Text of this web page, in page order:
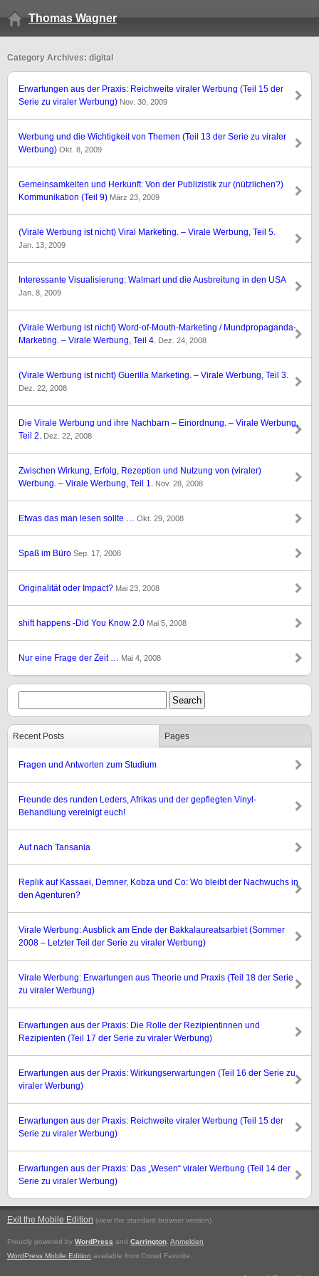
Thomas Wagner
Category Archives: digital
Erwartungen aus der Praxis: Reichweite viraler Werbung (Teil 15 der
Serie zu viraler Werbung) Nov. 30, 2009
Werbung und die Wichtigkeit von Themen (Teil 13 der Serie zu viraler
Werbung) Okt. 8, 2009
Gemeinsamkeiten und Herkunft: Von der Publizistik zur (nützlichen?)
Kommunikation (Teil 9) März 23, 2009
(Virale Werbung ist nicht) Viral Marketing. – Virale Werbung, Teil 5.
Jan. 13, 2009
Interessante Visualisierung: Walmart und die Ausbreitung in den USA
Jan. 8, 2009
(Virale Werbung ist nicht) Word-of-Mouth-Marketing / Mundpropaganda-
Marketing. – Virale Werbung, Teil 4. Dez. 24, 2008
(Virale Werbung ist nicht) Guerilla Marketing. – Virale Werbung, Teil 3.
Dez. 22, 2008
Die Virale Werbung und ihre Nachbarn – Einordnung. – Virale Werbung,
Teil 2. Dez. 22, 2008
Zwischen Wirkung, Erfolg, Rezeption und Nutzung von (viraler)
Werbung. – Virale Werbung, Teil 1. Nov. 28, 2008
Etwas das man lesen sollte … Okt. 29, 2008
Spaß im Büro Sep. 17, 2008
Originalität oder Impact? Mai 23, 2008
shift happens -Did You Know 2.0 Mai 5, 2008
Nur eine Frage der Zeit … Mai 4, 2008
Recent Posts Pages
Fragen und Antworten zum Studium
Freunde des runden Leders, Afrikas und der gepflegten Vinyl-
Behandlung vereinigt euch!
Auf nach Tansania
Replik auf Kassaei, Demner, Kobza und Co: Wo bleibt der Nachwuchs in
den Agenturen?
Virale Werbung: Ausblick am Ende der Bakkalaureatsarbiet (Sommer
2008 – Letzter Teil der Serie zu viraler Werbung)
Virale Werbung: Erwartungen aus Theorie und Praxis (Teil 18 der Serie
zu viraler Werbung)
Erwartungen aus der Praxis: Die Rolle der Rezipientinnen und
Rezipienten (Teil 17 der Serie zu viraler Werbung)
Erwartungen aus der Praxis: Wirkungserwartungen (Teil 16 der Serie zu
viraler Werbung)
Erwartungen aus der Praxis: Reichweite viraler Werbung (Teil 15 der
Serie zu viraler Werbung)
Erwartungen aus der Praxis: Das „Wesen“ viraler Werbung (Teil 14 der
Serie zu viraler Werbung)
Exit the Mobile Edition (view the standard browser version).
Proudly powered by WordPress and Carrington Anmelden
WordPress Mobile Edition available from Crowd Favorite.